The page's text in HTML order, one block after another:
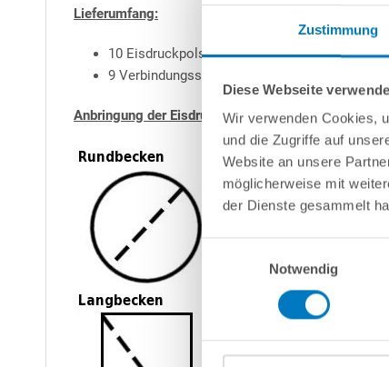
Zustimmung
Diese Webseite
Wir verwenden Cookies,
und die Zugriffe auf
Website an unsere
möglicherweise mit
der Dienste gesammelt
Notwendig
Lieferumfang:
10 Eisdruckpolster
9 Verbindungsstücke
Anbringung der Eisdruckpolster: